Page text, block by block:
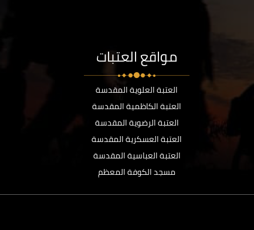
مواقع العتبات
العتبة العلوية المقدسة
العتبة الكاظمية المقدسة
العتبة الرضوية المقدسة
العتبة العسكرية المقدسة
العتبة العباسية المقدسة
مسجد الكوفة المعظم